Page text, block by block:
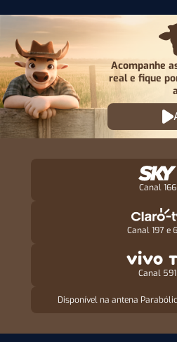
Acompanhe
real e fique
Canal 166
Canal 197 e
Canal 591
Disponível na antena